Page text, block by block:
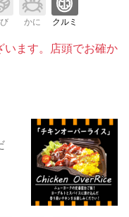
かに クルミ
ます。店頭でお確か